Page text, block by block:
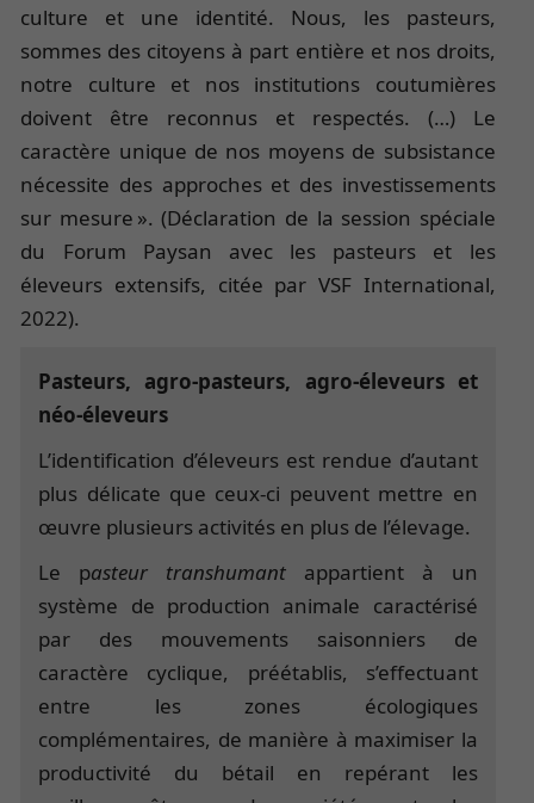
culture et une identité. Nous, les pasteurs,
sommes des citoyens à part entière et nos droits,
notre culture et nos institutions coutumières
doivent être reconnus et respectés. (…) Le
caractère unique de nos moyens de subsistance
nécessite des approches et des investissements
sur mesure ». (Déclaration de la session spéciale
du Forum Paysan avec les pasteurs et les
éleveurs extensifs, citée par VSF International,
2022).
Pasteurs, agro-pasteurs, agro-éleveurs et
néo-éleveurs
L’identification d’éleveurs est rendue d’autant
plus délicate que ceux-ci peuvent mettre en
œuvre plusieurs activités en plus de l’élevage.
Le pasteur transhumant appartient à un
système de production animale caractérisé
par des mouvements saisonniers de
caractère cyclique, préétablis, s’effectuant
entre les zones écologiques
complémentaires, de manière à maximiser la
productivité du bétail en repérant les